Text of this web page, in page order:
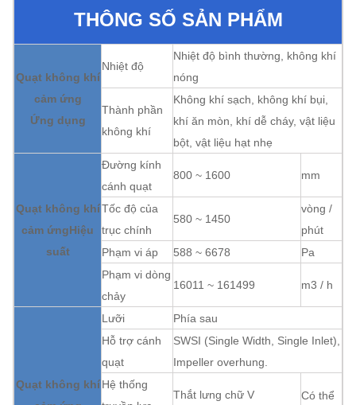
THÔNG SỐ SẢN PHẨM
Quạt không khí
cảm ứng
Ứng dụng
Nhiệt độ
Nhiệt độ bình thường, không khí
nóng
Thành phần
không khí
Không khí sạch, không khí bụi,
khí ăn mòn, khí dễ cháy, vật liệu
bột, vật liệu hạt nhẹ
Quạt không khí
cảm ứngHiệu
suất
Đường kính
cánh quạt
800 ~ 1600 mm
Tốc độ của
trục chính
580 ~ 1450
vòng /
phút
Phạm vi áp
588 ~ 6678
Pa
Phạm vi dòng
chảy
16011 ~ 161499 m3 / h
Quạt không khí
Lưỡi
Phía sau
Hỗ trợ cánh
quạt
SWSI (Single Width, Single Inlet),
Impeller overhung.
Hệ thống
Thắt lưng chữ V Có thể